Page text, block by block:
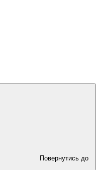
Повернутись до